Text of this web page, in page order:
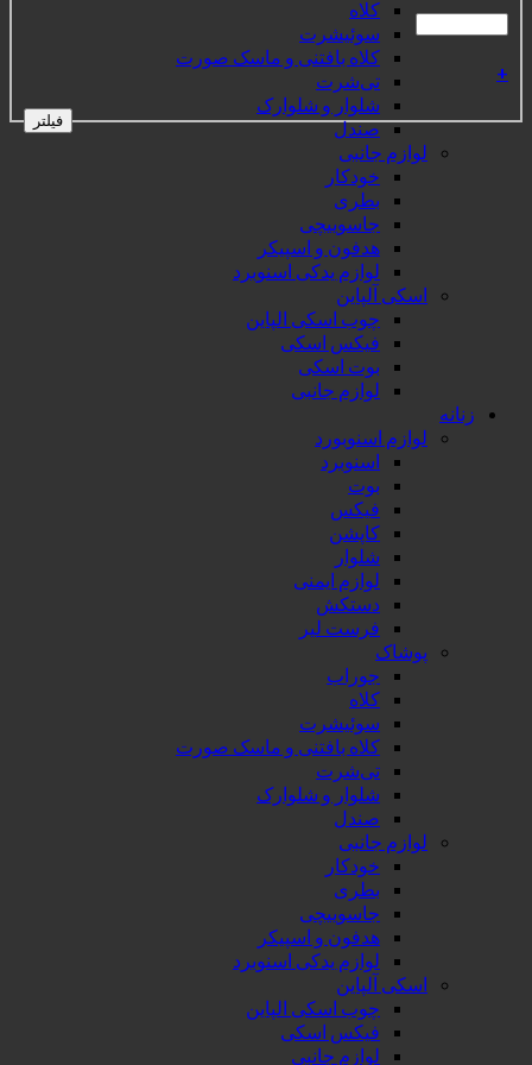
کلاه
سوئیشرت
کلاه بافتنی و ماسک صورت
تی‌شرت
شلوار و شلوارک
صندل
لوازم جانبی
خودکار
بطری
جاسوییچی
هدفون و اسپیکر
لوازم یدکی اسنوبرد
اسکی آلپاین
چوب اسکی الپاین
فیکس اسکی
بوت اسکی
لوازم جانبی
زنانه
لوازم اسنوبورد
اسنوبرد
بوت
فیکس
کاپشن
شلوار
لوازم ایمنی
دستکش
فرست لیر
پوشاک
جوراب
کلاه
سوئیشرت
کلاه بافتنی و ماسک صورت
تی‌شرت
شلوار و شلوارک
صندل
لوازم جانبی
خودکار
بطری
جاسوییچی
هدفون و اسپیکر
لوازم یدکی اسنوبرد
اسکی آلپاین
چوب اسکی الپاین
فیکس اسکی
لوازم جانبی
+
فیلتر